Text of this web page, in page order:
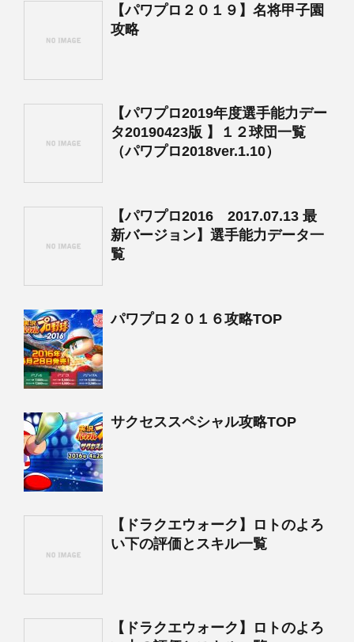
【パワプロ２０１９】名将甲子園
攻略
【パワプロ2019年度選手能力デー
タ20190423版 】１２球団一覧
（パワプロ2018ver.1.10）
【パワプロ2016 2017.07.13 最
新バージョン】選手能力データ一
覧
パワプロ２０１６攻略TOP
サクセススペシャル攻略TOP
【ドラクエウォーク】ロトのよろ
い下の評価とスキル一覧
【ドラクエウォーク】ロトのよろ